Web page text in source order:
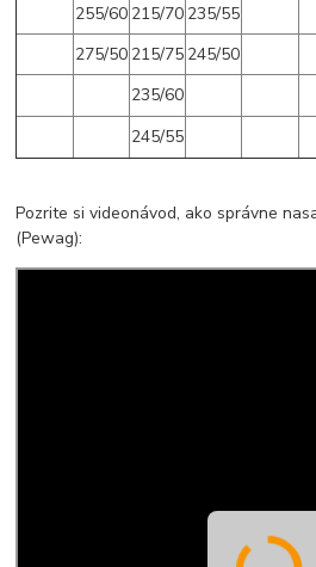
255/60 215/70 235/55
275/50 215/75 245/50
235/60
245/55
Pozrite si videonávod, ako správne
(Pewag):